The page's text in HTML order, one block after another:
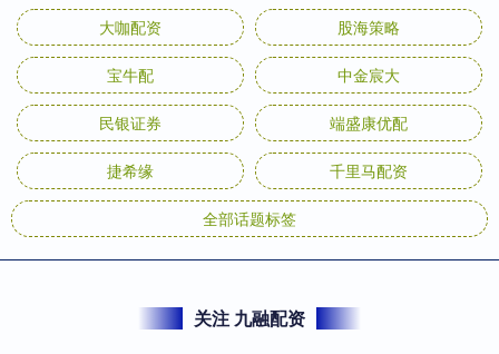
大咖配资 股海策略
宝牛配 中金宸大
民银证券 端盛康优配
捷希缘 千里马配资
全部话题标签
关注 九融配资